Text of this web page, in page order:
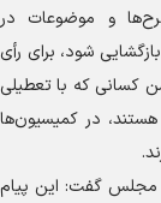
و موضوعات در
شود، برای رأی
کسانی که با تعطیلی
در کمیسیون‌ها
مجلس گفت: این پیام